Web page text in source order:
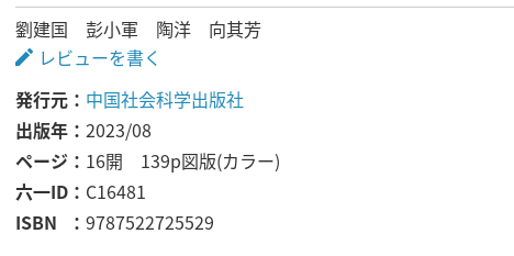
劉建国 彭小軍 陶洋 向其芳
レビューを書く
発行元
中国社会科学出版社
出版年
2023/08
ページ
16開 139p図版(カラー)
六一ID
C16481
ISBN
9787522725529